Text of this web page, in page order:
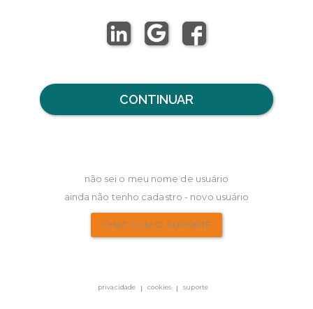
CONTINUAR
não sei o meu nome de usuário
ainda não tenho cadastro - novo usuário
CHAT COM O SUPORTE
privacidade cookies suporte